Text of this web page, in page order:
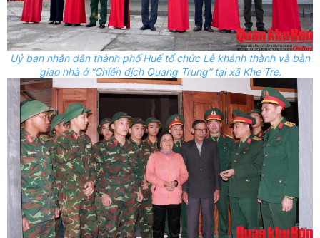
Uỷ ban nhân dânthành phố Huế tổ chức Lễ khánh thành và bàn
giao nhà ở “Chiến dịch Quang Trung” tại xã Khe Tre.